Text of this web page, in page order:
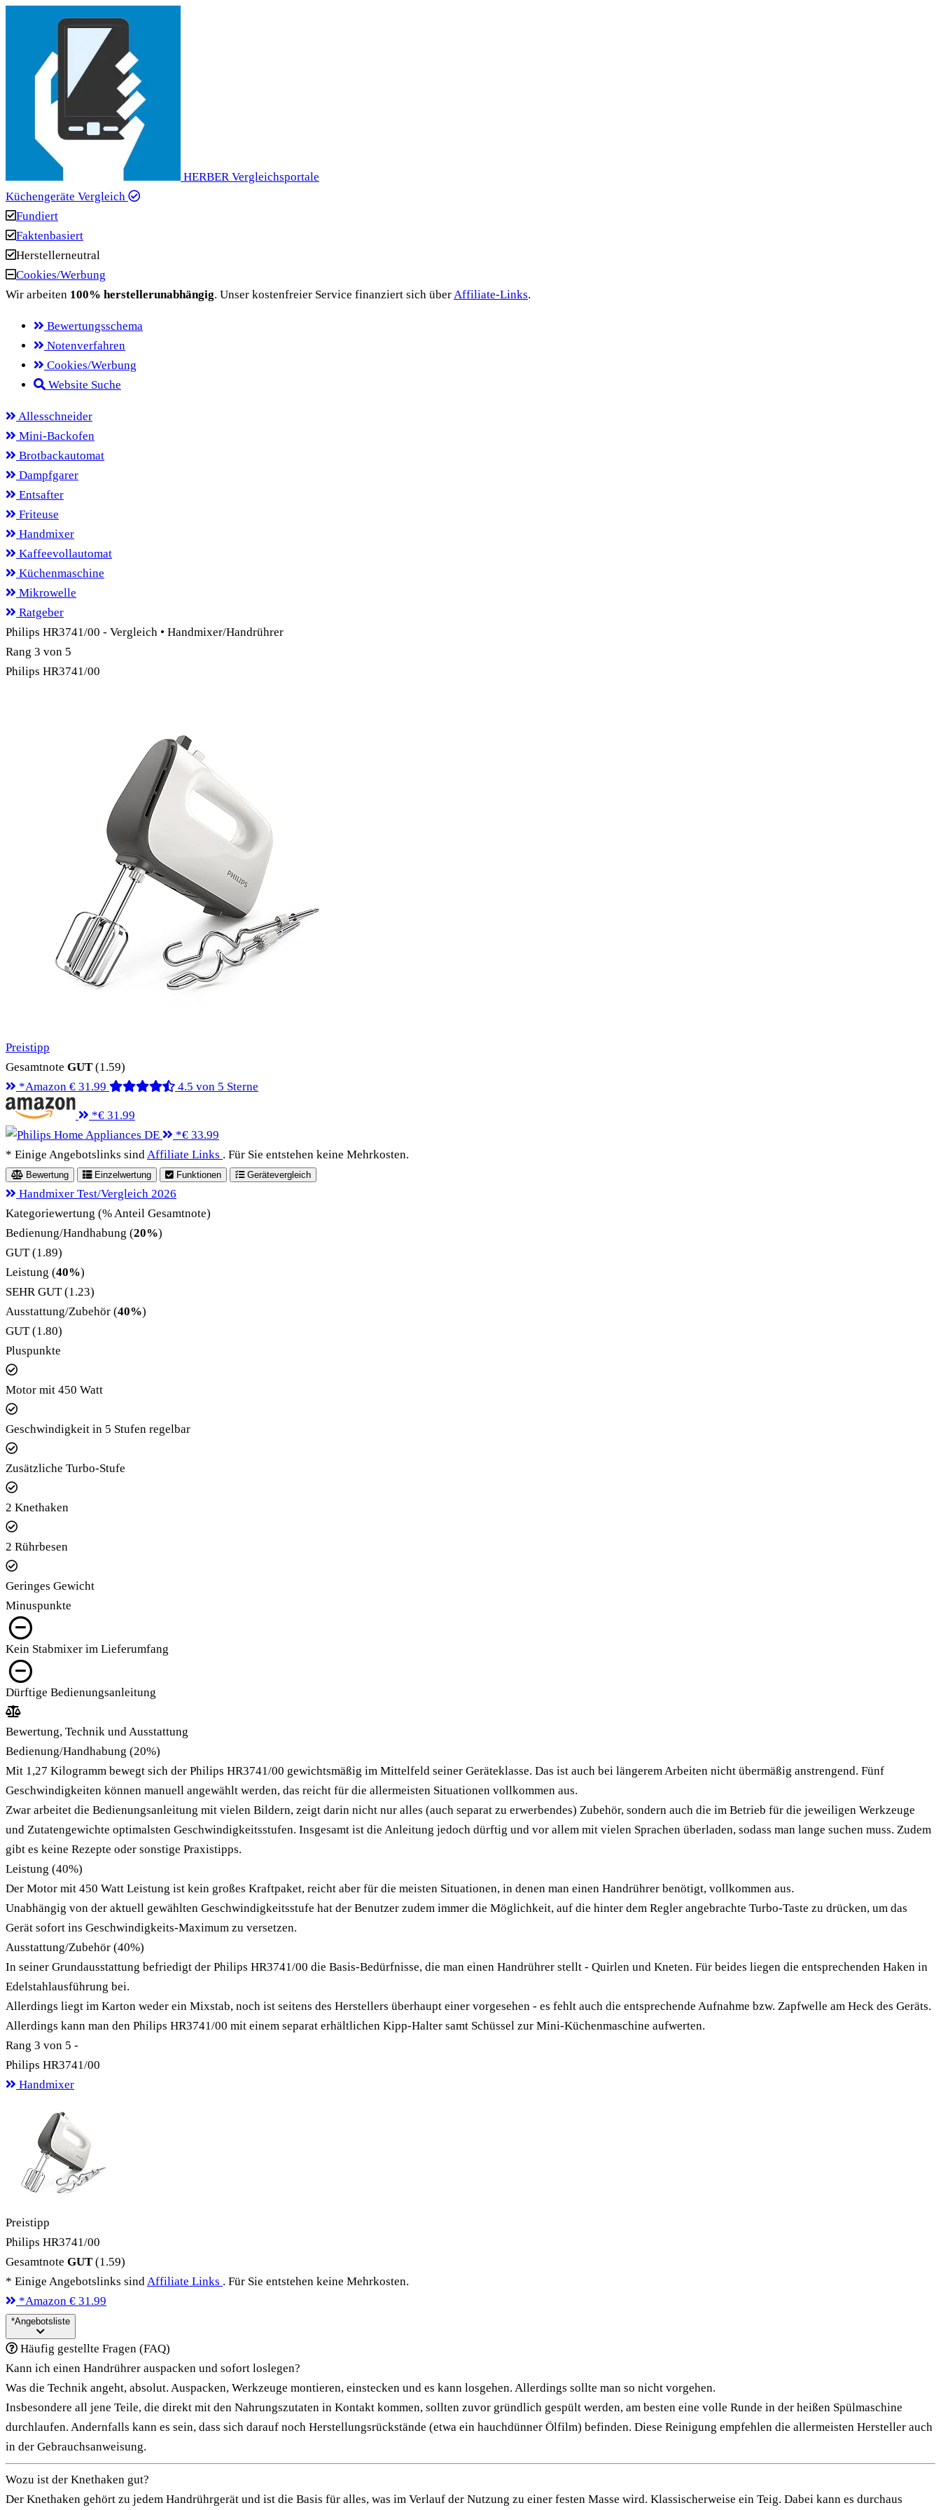
HERBER Vergleichsportale
Küchengeräte Vergleich
Fundiert
Faktenbasiert
Herstellerneutral
Cookies/Werbung
Wir arbeiten 100% herstellerunabhängig. Unser kostenfreier Service finanziert sich überAffiliate-Links.
Bewertungsschema
Notenverfahren
Cookies/Werbung
Website Suche
Allesschneider
Mini-Backofen
Brotbackautomat
Dampfgarer
Entsafter
Friteuse
Handmixer
Kaffeevollautomat
Küchenmaschine
Mikrowelle
Ratgeber
Philips HR3741/00 - Vergleich • Handmixer/Handrührer
Rang 3 von 5
Philips HR3741/00
Preistipp
Gesamtnote GUT (1.59)
*Amazon € 31.99 4.5 von 5 Sterne
*€ 31.99
*€ 33.99
* Einige Angebotslinks sindAffiliate Links . Für Sie entstehen keine Mehrkosten.
Bewertung Einzelwertung Funktionen Gerätevergleich
Handmixer Test/Vergleich 2026
Kategoriewertung (% Anteil Gesamtnote)
Bedienung/Handhabung (20%)
GUT (1.89)
Leistung (40%)
SEHR GUT (1.23)
Ausstattung/Zubehör (40%)
GUT (1.80)
Pluspunkte
Motor mit 450 Watt
Geschwindigkeit in 5 Stufen regelbar
Zusätzliche Turbo-Stufe
2 Knethaken
2 Rührbesen
Geringes Gewicht
Minuspunkte
Kein Stabmixer im Lieferumfang
Dürftige Bedienungsanleitung
Bewertung, Technik und Ausstattung
Bedienung/Handhabung (20%)
Mit 1,27 Kilogramm bewegt sich der Philips HR3741/00 gewichtsmäßig im Mittelfeld seiner Geräteklasse. Das ist auch bei längerem Arbeiten nicht übermäßig anstrengend. Fünf
Geschwindigkeiten können manuell angewählt werden, das reicht für die allermeisten Situationen vollkommen aus.
Zwar arbeitet die Bedienungsanleitung mit vielen Bildern, zeigt darin nicht nur alles (auch separat zu erwerbendes) Zubehör, sondern auch die im Betrieb für die jeweiligen Werkzeuge
und Zutatengewichte optimalsten Geschwindigkeitsstufen. Insgesamt ist die Anleitung jedoch dürftig und vor allem mit vielen Sprachen überladen, sodass man lange suchen muss. Zudem
gibt es keine Rezepte oder sonstige Praxistipps.
Leistung (40%)
Der Motor mit 450 Watt Leistung ist kein großes Kraftpaket, reicht aber für die meisten Situationen, in denen man einen Handrührer benötigt, vollkommen aus.
Unabhängig von der aktuell gewählten Geschwindigkeitsstufe hat der Benutzer zudem immer die Möglichkeit, auf die hinter dem Regler angebrachte Turbo-Taste zu drücken, um das
Gerät sofort ins Geschwindigkeits-Maximum zu versetzen.
Ausstattung/Zubehör (40%)
In seiner Grundausstattung befriedigt der Philips HR3741/00 die Basis-Bedürfnisse, die man einen Handrührer stellt - Quirlen und Kneten. Für beides liegen die entsprechenden Haken in
Edelstahlausführung bei.
Allerdings liegt im Karton weder ein Mixstab, noch ist seitens des Herstellers überhaupt einer vorgesehen - es fehlt auch die entsprechende Aufnahme bzw. Zapfwelle am Heck des Geräts.
Allerdings kann man den Philips HR3741/00 mit einem separat erhältlichen Kipp-Halter samt Schüssel zur Mini-Küchenmaschine aufwerten.
Rang 3 von 5 -
Philips HR3741/00
Handmixer
Preistipp
Philips HR3741/00
Gesamtnote GUT (1.59)
* Einige Angebotslinks sindAffiliate Links . Für Sie entstehen keine Mehrkosten.
*Amazon € 31.99
*Angebotsliste
Häufig gestellte Fragen (FAQ)
Kann ich einen Handrührer auspacken und sofort loslegen?
Was die Technik angeht, absolut. Auspacken, Werkzeuge montieren, einstecken und es kann losgehen. Allerdings sollte man so nicht vorgehen.
Insbesondere all jene Teile, die direkt mit den Nahrungszutaten in Kontakt kommen, sollten zuvor gründlich gespült werden, am besten eine volle Runde in der heißen Spülmaschine
durchlaufen. Andernfalls kann es sein, dass sich darauf noch Herstellungsrückstände (etwa ein hauchdünner Ölfilm) befinden. Diese Reinigung empfehlen die allermeisten Hersteller auch
in der Gebrauchsanweisung.
Wozu ist der Knethaken gut?
Der Knethaken gehört zu jedem Handrührgerät und ist die Basis für alles, was im Verlauf der Nutzung zu einer festen Masse wird. Klassischerweise ein Teig. Dabei kann es durchaus